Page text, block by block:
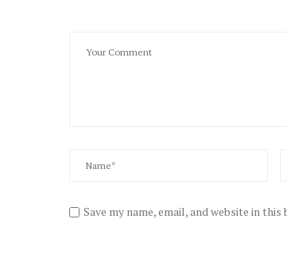
Save my name, email, and website in